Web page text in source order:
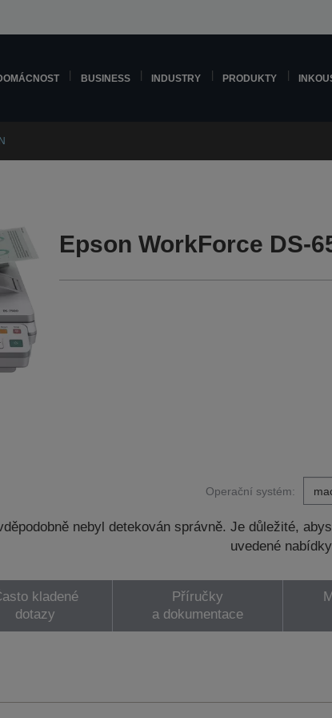
BUSINESS INDUSTRY PRODUKTY
Epson WorkForce DS-
Operační systém:
nebyl detekován správně. Je důležité,
uvedené
kladené
dotazy
Příručky
a dokumentace